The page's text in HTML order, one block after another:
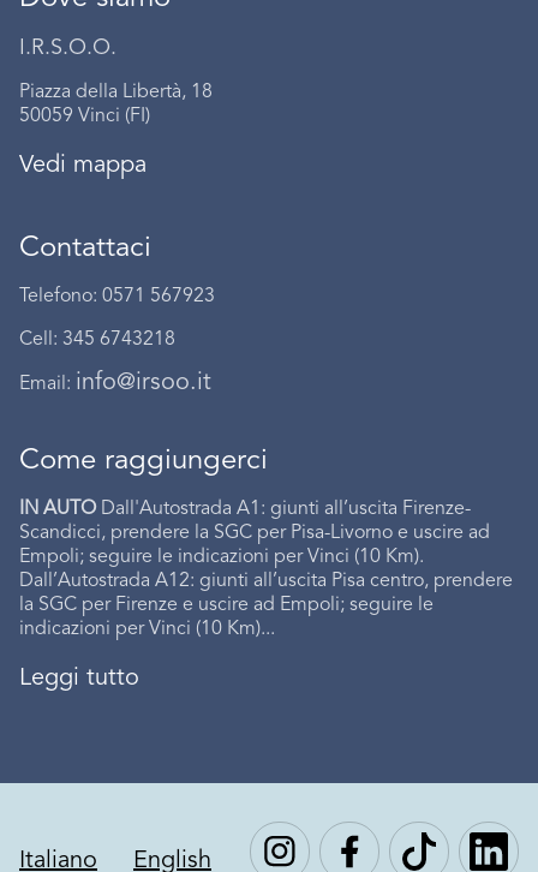
I.R.S.O.O.
Piazza della Libertà, 18
50059 Vinci (FI)
Vedi mappa
Contattaci
Telefono: 0571 567923
Cell: 345 6743218
Email: info@irsoo.it
Come raggiungerci
IN AUTODall'Autostrada A1: giunti all’uscita Firenze-
Scandicci, prendere la SGC per Pisa-Livorno e uscire ad
Empoli; seguire le indicazioni per Vinci (10 Km).
Dall’Autostrada A12: giunti all’uscita Pisa centro, prendere
la SGC per Firenze e uscire ad Empoli; seguire le
indicazioni per Vinci (10 Km)...
Leggi tutto
Italiano English